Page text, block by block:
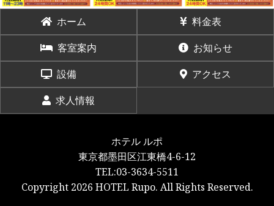
ホーム
料金表
客室案内
お知らせ
設備
アクセス
求人情報
ホテル ルポ
東京都墨田区江東橋4-6-12
TEL:03-3634-5511
Copyright 2026 HOTEL Rupo. All Rights Reserved.